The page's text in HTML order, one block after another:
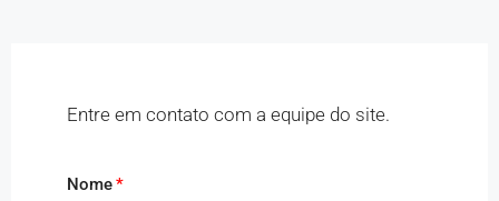
Entre em contato com a equipe do site.
Nome